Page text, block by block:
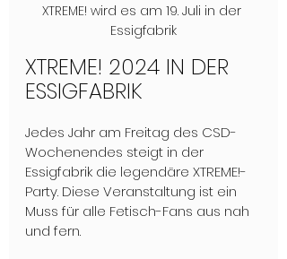
XTREME! wird es am 19. Juli in der
Essigfabrik
XTREME! 2024 IN DER
ESSIGFABRIK
Jedes Jahr am Freitag des CSD-
Wochenendes steigt in der
Essigfabrik die legendäre XTREME!-
Party. Diese Veranstaltung ist ein
Muss für alle Fetisch-Fans aus nah
und fern.